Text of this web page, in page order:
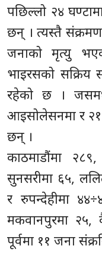
पछिल्लो २४
छन् । त्यस्तै
जनाको मृत्यु
भाइरसको सक्रिय
रहेको छ ।
आइसोलेसनमा र
छन् ।
काठमाडौंमा
सुनसरीमा ६५,
र रुपन्देहीमा
मकवानपुरमा २५,
पूर्वमा ११ जना